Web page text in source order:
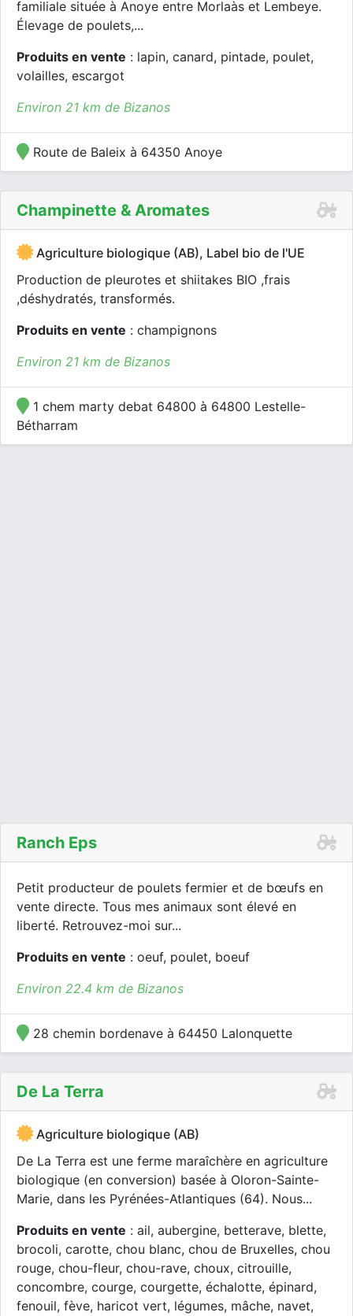
familiale située à Anoye entre Morlaàs et Lembeye.
Élevage de poulets,...
Produits en vente : lapin, canard, pintade, poulet,
volailles, escargot
Environ 21 km de Bizanos
Route de Baleix à 64350 Anoye
Champinette & Aromates
Agriculture biologique (AB), Label bio de l'UE
Production de pleurotes et shiitakes BIO ,frais
,déshydratés, transformés.
Produits en vente : champignons
Environ 21 km de Bizanos
1 chem marty debat 64800 à 64800 Lestelle-
Bétharram
Ranch Eps
Petit producteur de poulets fermier et de bœufs en
vente directe. Tous mes animaux sont élevé en
liberté. Retrouvez-moi sur...
Produits en vente : oeuf, poulet, boeuf
Environ 22.4 km de Bizanos
28 chemin bordenave à 64450 Lalonquette
De La Terra
Agriculture biologique (AB)
De La Terra est une ferme maraîchère en agriculture
biologique (en conversion) basée à Oloron-Sainte-
Marie, dans les Pyrénées-Atlantiques (64). Nous...
Produits en vente : ail, aubergine, betterave, blette,
brocoli, carotte, chou blanc, chou de Bruxelles, chou
rouge, chou-fleur, chou-rave, choux, citrouille,
concombre, courge, courgette, échalotte, épinard,
fenouil, fève, haricot vert, légumes, mâche, navet,